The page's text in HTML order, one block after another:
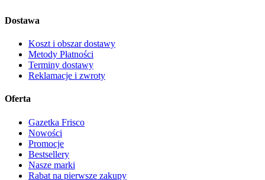
Dostawa
Koszt i obszar dostawy
Metody Płatności
Terminy dostawy
Reklamacje i zwroty
Oferta
Gazetka Frisco
Nowości
Promocje
Bestsellery
Nasze marki
Rabat na pierwsze zakupy